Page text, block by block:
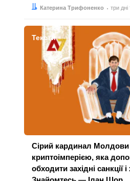
Автор:Катерина Трифоненко
Дата: три
Тексти
Сірий кардинал Молдови
криптоімперією, яка
обходити західні санкції